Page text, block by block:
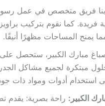
فريق متخصص في عمل
كما نقوم بتركيب
يمنح المساحات مظهرًا أنيقًا.
صباغ مبارك الكبير، ستحصل
مبتكرة لجميع مشاكل
إلى استخدام أدوات ومواد ذات
الكبير: راحة بصرية: يقدم